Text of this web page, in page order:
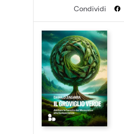
Condividi